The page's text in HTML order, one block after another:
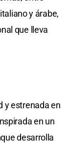
y árabe,
que lleva
y estrenada en
en un
desarrolla